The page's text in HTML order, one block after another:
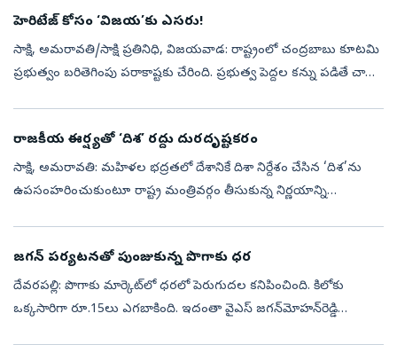
హెరిటేజ్‌ కోసం ‘విజయ’కు ఎసరు!
సాక్షి, అమరావతి/సాక్షి ప్రతినిధి, విజయవాడ: రాష్ట్రంలో చంద్రబాబు కూటమి
ప్రభుత్వం బరితె­గింపు పరా­కాష్టకు చేరింది. ప్రభుత్వ పెద్దల కన్ను పడితే చాలు
రాజకీయ ఈర్ష్యతో ‘దిశ’ రద్దు దురదృష్టకరం
సాక్షి, అమరావతి: మహిళల భద్రతలో దేశానికే దిశా నిర్దేశం చేసిన ‘దిశ’ను
ఉపసంహరించుకుంటూ రాష్ట్ర మంత్రివర్గం తీసుకున్న నిర్ణయాన్ని
జగన్‌ పర్యటనతో పుంజుకున్న పొగాకు ధర
దేవరపల్లి: పొగాకు మార్కెట్‌లో ధరలో పెరుగుదల కనిపించింది. కిలోకు
ఒక్కసారిగా రూ.15లు ఎగబాకింది. ఇదంతా వైఎస్‌ జగన్‌మోహన్‌రెడ్డి